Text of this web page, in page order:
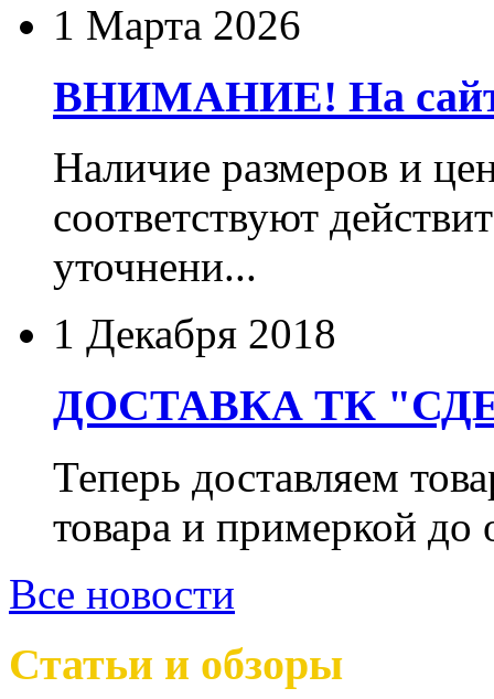
1 Марта 2026
ВНИМАНИЕ! На сайте
Наличие размеров и
соответствуют
уточнени...
1 Декабря 2018
ДОСТАВКА ТК
Теперь доставляем
товара и примеркой
Все новости
Статьи и обзоры